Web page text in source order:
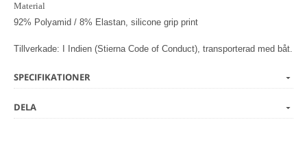
Material
92% Polyamid / 8% Elastan, silicone grip print
Tillverkade: I Indien (Stierna Code of Conduct), transporterad med båt.
SPECIFIKATIONER
DELA